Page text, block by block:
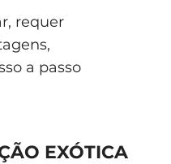
requer
a passo
EXÓTICA